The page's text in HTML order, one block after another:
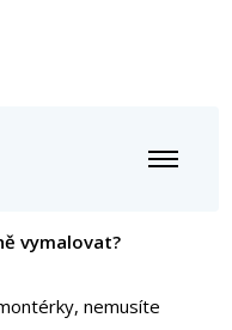
vymalovat?
nemusíte